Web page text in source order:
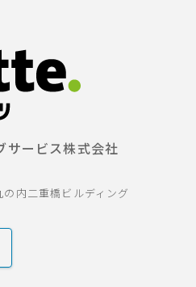
サービス株式会社
内二重橋ビルディング